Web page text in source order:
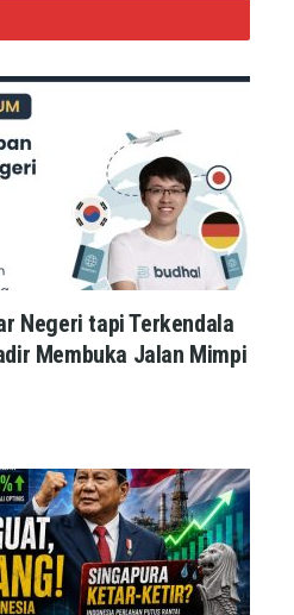
Negeri tapi Terkendala
Membuka Jalan Mimpi